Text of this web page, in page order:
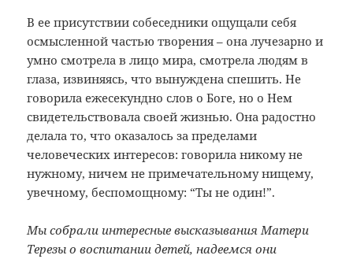
В ее присутствии собеседники ощущали себя
осмысленной частью творения – она лучезарно и
умно смотрела в лицо мира, смотрела людям в
глаза, извиняясь, что вынуждена спешить. Не
говорила ежесекундно слов о Боге, но о Нем
свидетельствовала своей жизнью. Она радостно
делала то, что оказалось за пределами
человеческих интересов: говорила никому не
нужному, ничем не примечательному нищему,
увечному, беспомощному: “Ты не один!”.
Мы собрали интересные высказывания Матери
Терезы о воспитании детей, надеемся они